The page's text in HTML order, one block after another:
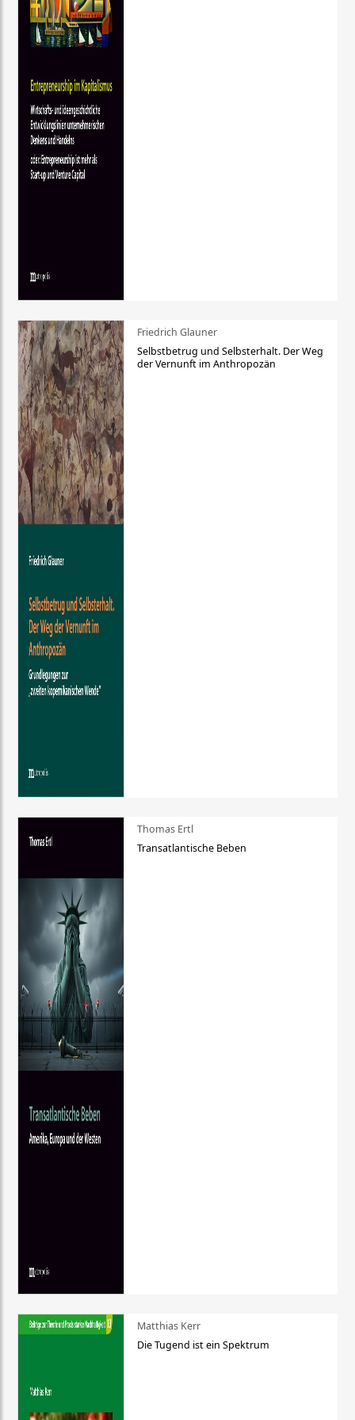
Friedrich Glauner
Selbstbetrug und Selbsterhalt. Der Weg
der Vernunft im Anthropozän
Thomas Ertl
Transatlantische Beben
Matthias Kerr
Die Tugend ist ein Spektrum